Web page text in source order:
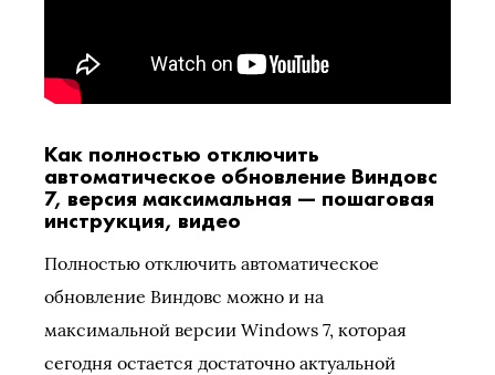
Как полностью отключить
автоматическое обновление Виндовс
7, версия максимальная — пошаговая
инструкция, видео
Полностью отключить автоматическое
обновление Виндовс можно и на
максимальной версии Windows 7, которая
сегодня остается достаточно актуальной